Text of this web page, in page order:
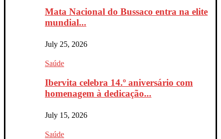
Mata Nacional do Bussaco entra na elite
mundial...
July 25, 2026
Saúde
Ibervita celebra 14.º aniversário com
homenagem à dedicação...
July 15, 2026
Saúde